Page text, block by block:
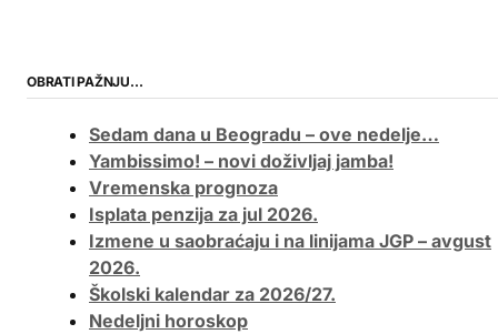
OBRATI PAŽNJU…
Sedam dana u Beogradu – ove nedelje…
Yambissimo! – novi doživljaj jamba!
Vremenska prognoza
Isplata penzija za jul 2026.
Izmene u saobraćaju i na linijama JGP – avgust
2026.
Školski kalendar za 2026/27.
Nedeljni horoskop